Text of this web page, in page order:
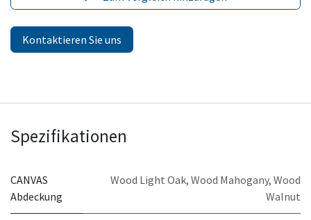
Kontaktieren Sie uns
Spezifikationen
CANVAS
Abdeckung
Wood Light Oak, Wood Mahogany, Wood
Walnut